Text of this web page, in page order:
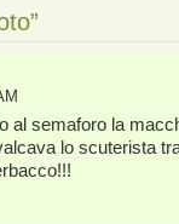
al semaforo la
lo scuterista